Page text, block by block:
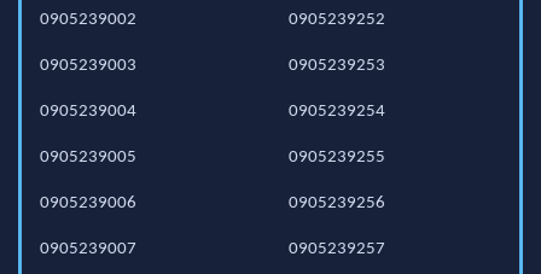
0905239002
0905239003
0905239004
0905239005
0905239006
0905239007
0905239252
0905239253
0905239254
0905239255
0905239256
0905239257